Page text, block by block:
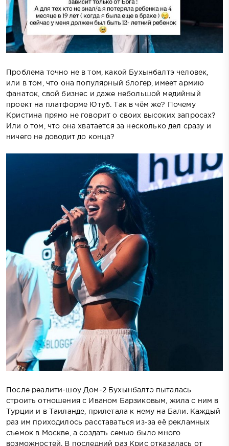
Проблема точно не в том, какой Бухынбалтэ человек,
или в том, что она популярный блогер, имеет армию
фанаток, свой бизнес и даже небольшой медийный
проект на платформе Ютуб. Так в чём же? Почему
Кристина прямо не говорит о своих высоких запросах?
Или о том, что она хватается за несколько дел сразу и
ничего не доводит до конца?
После реалити-шоу Дом-2 Бухынбалтэ пыталась
строить отношения с Иваном Барзиковым, жила с ним в
Турции и в Таиланде, прилетала к нему на Бали. Каждый
раз им приходилось расставаться из-за её рекламных
съемок в Москве, а создать семью было много
возможностей. В последний раз Крис отказалась от